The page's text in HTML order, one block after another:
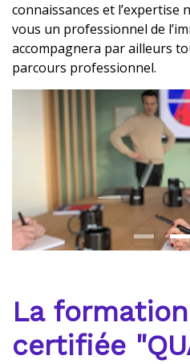
connaissances et l’expertise
vous un professionnel de
accompagnera par ailleurs
parcours professionnel.
La
certifiée